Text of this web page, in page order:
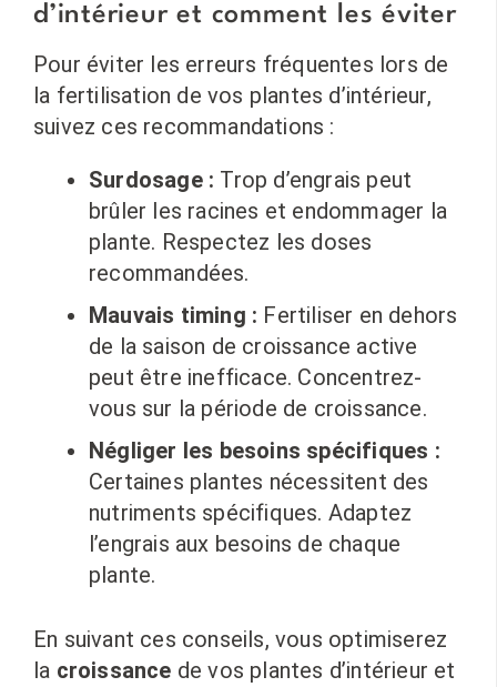
d’intérieur et comment les éviter
Pour éviter les erreurs fréquentes lors de
la fertilisation de vos plantes d’intérieur,
suivez ces recommandations :
Surdosage : Trop d’engrais peut
brûler les racines et endommager la
plante. Respectez les doses
recommandées.
Mauvais timing : Fertiliser en dehors
de la saison de croissance active
peut être inefficace. Concentrez-
vous sur la période de croissance.
Négliger les besoins spécifiques :
Certaines plantes nécessitent des
nutriments spécifiques. Adaptez
l’engrais aux besoins de chaque
plante.
En suivant ces conseils, vous optimiserez
la croissance de vos plantes d’intérieur et